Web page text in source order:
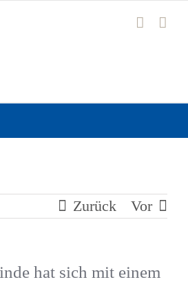
Zurück Vor
hat sich mit einem